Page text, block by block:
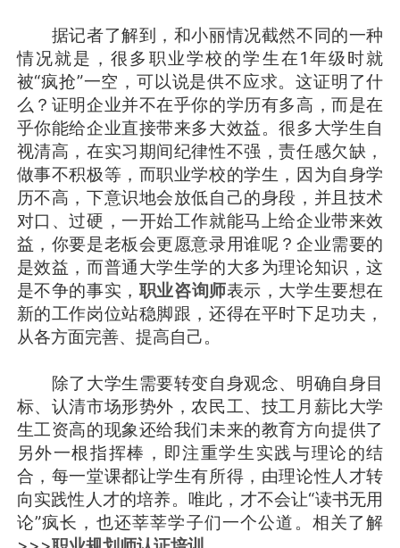
据记者了解到，和小丽情况截然不同的一种
情况就是，很多职业学校的学生在1年级时就
被“疯抢”一空，可以说是供不应求。这证明了什
么？证明企业并不在乎你的学历有多高，而是在
乎你能给企业直接带来多大效益。很多大学生自
视清高，在实习期间纪律性不强，责任感欠缺，
做事不积极等，而职业学校的学生，因为自身学
历不高，下意识地会放低自己的身段，并且技术
对口、过硬，一开始工作就能马上给企业带来效
益，你要是老板会更愿意录用谁呢？企业需要的
是效益，而普通大学生学的大多为理论知识，这
是不争的事实， 职业咨询师表示，大学生要想在
新的工作岗位站稳脚跟，还得在平时下足功夫，
从各方面完善、提高自己。
除了大学生需要转变自身观念、明确自身目
标、认清市场形势外，农民工、技工月薪比大学
生工资高的现象还给我们未来的教育方向提供了
另外一根指挥棒，即注重学生实践与理论的结
合，每一堂课都让学生有所得，由理论性人才转
向实践性人才的培养。唯此，才不会让“读书无用
论”疯长，也还莘莘学子们一个公道。相关了解